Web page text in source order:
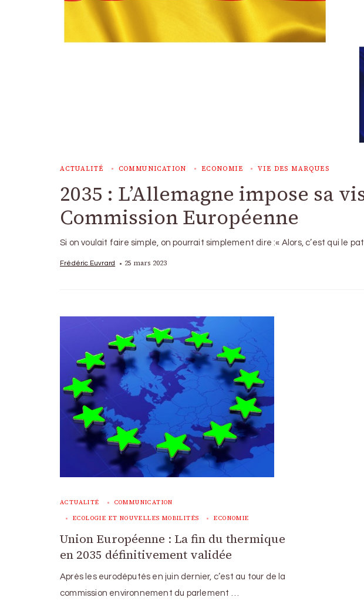
ACTUALITÉ COMMUNICATION ECONOMIE VIE DES MARQUES
2035 : L’Allemagne impose sa
Commission Européenne
Si on voulait faire simple, on pourrait simplement dire :« Alors, c’est qui le
Frédéric Euvrard 25 mars 2023
ACTUALITÉ COMMUNICATION
ECOLOGIE ET NOUVELLES MOBILITÉS ECONOMIE
Union Européenne : La fin du thermique
en 2035 définitivement validée
Après les eurodéputés en juin dernier, c’est au tour de la
commission environnement du parlement …